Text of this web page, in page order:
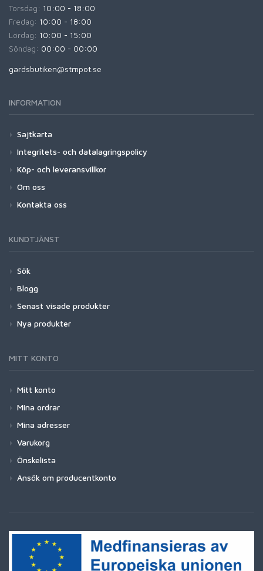
Torsdag: 10:00 - 18:00
Fredag: 10:00 - 18:00
Lördag: 10:00 - 15:00
Söndag: 00:00 - 00:00
gardsbutiken@stmpot.se
INFORMATION
Sajtkarta
Integritets- och datalagringspolicy
Köp- och leveransvillkor
Om oss
Kontakta oss
KUNDTJÄNST
Sök
Blogg
Senast visade produkter
Nya produkter
MITT KONTO
Mitt konto
Mina ordrar
Mina adresser
Varukorg
Önskelista
Ansök om producentkonto